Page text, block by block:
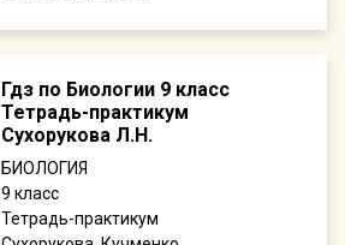
Гдз по Биологии 9 класс
Тетрадь-практикум
Сухорукова Л.Н.
БИОЛОГИЯ
9
Тетрадь-практикум